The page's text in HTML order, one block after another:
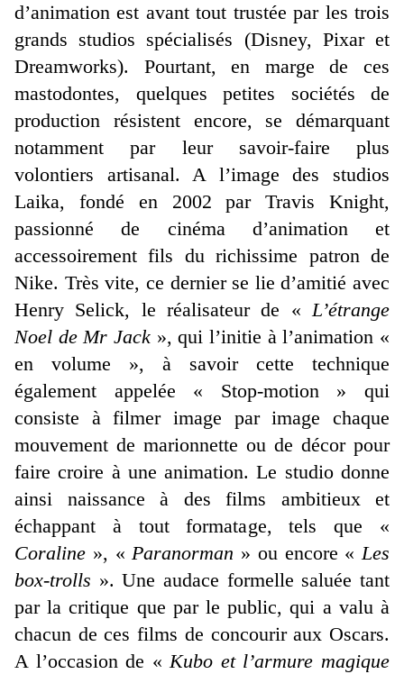
d’animation est avant tout trustée par les trois
grands studios spécialisés (Disney, Pixar et
Dreamworks). Pourtant, en marge de ces
mastodontes, quelques petites sociétés de
production résistent encore, se démarquant
notamment par leur savoir-faire plus
volontiers artisanal. A l’image des studios
Laika, fondé en 2002 par Travis Knight,
passionné de cinéma d’animation et
accessoirement fils du richissime patron de
Nike. Très vite, ce dernier se lie d’amitié avec
Henry Selick, le réalisateur de «L’étrange
Noel de Mr Jack », qui l’initie à l’animation «
en volume », à savoir cette technique
également appelée « Stop-motion » qui
consiste à filmer image par image chaque
mouvement de marionnette ou de décor pour
faire croire à une animation. Le studio donne
ainsi naissance à des films ambitieux et
échappant à tout formatage, tels que «
Coraline », «Paranorman » ou encore «Les
box-trolls ». Une audace formelle saluée tant
par la critique que par le public, qui a valu à
chacun de ces films de concourir aux Oscars.
A l’occasion de «Kubo et l’armure magique